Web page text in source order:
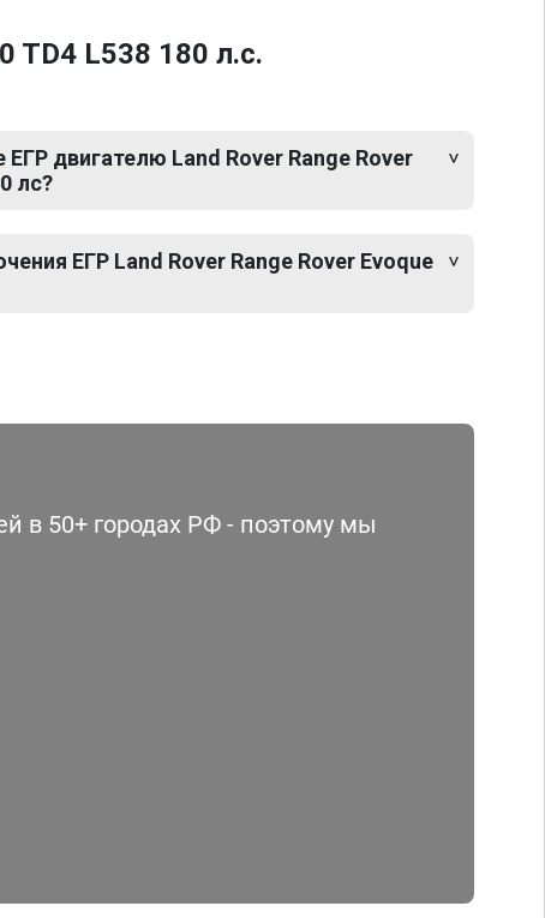
TD4 L538 180 л.с.
двигателю Land Rover Range Rover
лс?
ЕГР Land Rover Range Rover Evoque
в 50+ городах РФ - поэтому мы